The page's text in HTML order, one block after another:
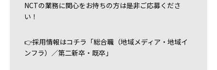
NCTの業務に関心をお持ちの方は是非ご応募くださ
い！
👉採用情報はコチラ 「総合職（地域メディア・地域イ
ンフラ）／第二新卒・既卒」